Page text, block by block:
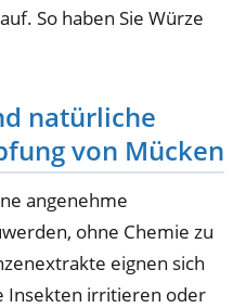
So haben Sie Würze
natürliche
von Mücken
angenehme
ohne Chemie zu
eignen sich
Insekten irritieren oder